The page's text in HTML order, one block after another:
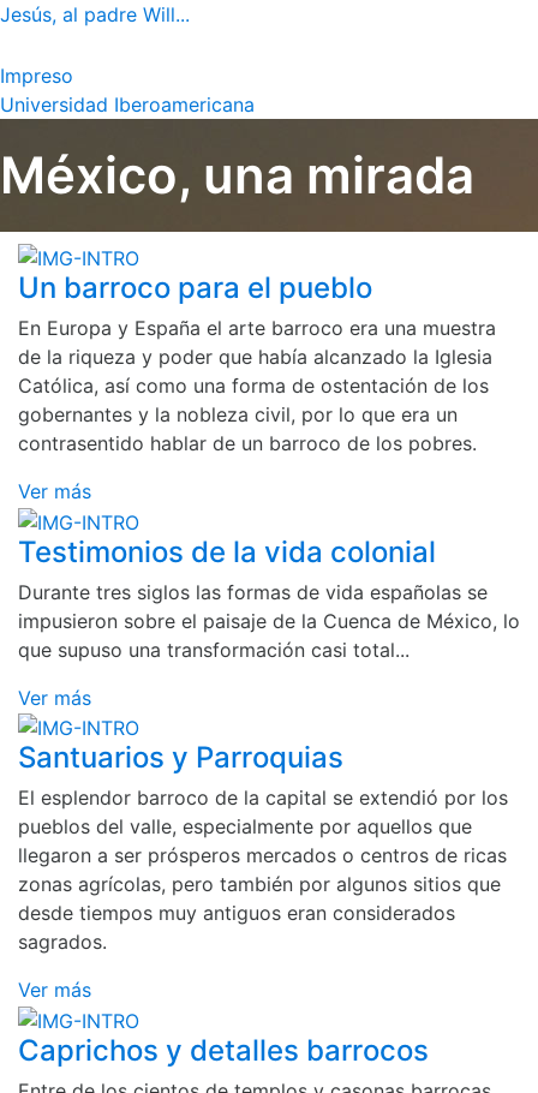
Jesús, al padre Will...
Impreso
Universidad Iberoamericana
México, una mirada
Un barroco para el pueblo
En Europa y España el arte barroco era una muestra
de la riqueza y poder que había alcanzado la Iglesia
Católica, así como una forma de ostentación de los
gobernantes y la nobleza civil, por lo que era un
contrasentido hablar de un barroco de los pobres.
Ver más
Testimonios de la vida colonial
Durante tres siglos las formas de vida españolas se
impusieron sobre el paisaje de la Cuenca de México, lo
que supuso una transformación casi total...
Ver más
Santuarios y Parroquias
El esplendor barroco de la capital se extendió por los
pueblos del valle, especialmente por aquellos que
llegaron a ser prósperos mercados o centros de ricas
zonas agrícolas, pero también por algunos sitios que
desde tiempos muy antiguos eran considerados
sagrados.
Ver más
Caprichos y detalles barrocos